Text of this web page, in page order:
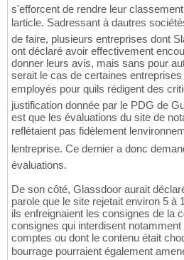
s'efforcent de rendre leur
larticle. Sadressant à dautres
de faire, plusieurs entreprises dont
ont déclaré avoir effectivement
donner leurs avis, mais sans pour
serait le cas de certaines
employés pour quils rédigent des
justification donnée par le PDG de
est que les évaluations du site de
reflétaient pas fidèlement
lentreprise. Ce dernier a donc
évaluations.
De son côté, Glassdoor aurait
parole que le site rejetait environ 5
ils enfreignaient les consignes de la
consignes qui interdisent
comptes ou dont le contenu était
bourrage pourraient également